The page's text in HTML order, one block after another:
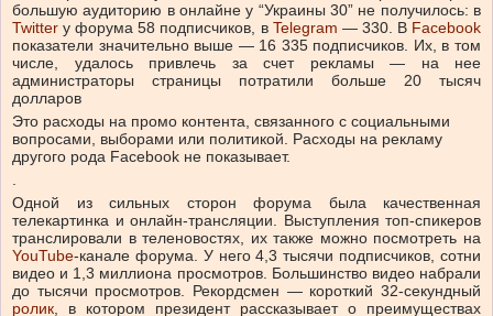
большую аудиторию в онлайне у “Украины 30” не получилось: в
Twitter у форума 58 подписчиков, в Telegram — 330. В Facebook
показатели значительно выше — 16 335 подписчиков. Их, в том
числе, удалось привлечь за счет рекламы — на нее
администраторы страницы потратили больше 20 тысяч
долларов
Это расходы на промо контента, связанного с социальными
вопросами, выборами или политикой. Расходы на рекламу
другого рода Facebook не показывает.
.
Одной из сильных сторон форума была качественная
телекартинка и онлайн-трансляции. Выступления топ-спикеров
транслировали в теленовостях, их также можно посмотреть на
YouTube-канале форума. У него 4,3 тысячи подписчиков, сотни
видео и 1,3 миллиона просмотров. Большинство видео набрали
до тысячи просмотров. Рекордсмен — короткий 32-секундный
ролик, в котором президент рассказывает о преимуществах